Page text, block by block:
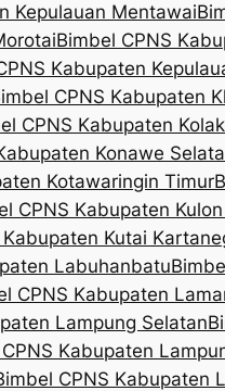
Kepulauan Mentawai
Bimbel CPNS
Kabupaten
CPNS Kabupaten
CPNS Kabupaten
Konawe
Kotawaringin Timur
CPNS Kabupaten
Kutai
Labuhanbatu
CPNS Kabupaten
Lampung Selatan
Kabupaten
CPNS Kabupaten